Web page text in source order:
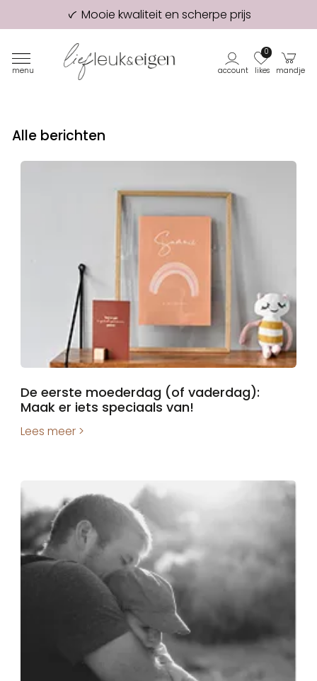
Mooie kwaliteit en scherpe prijs
98% van onze klanten beveelt ons aan!
Eerste proefdruk GRATIS
menu account likes
0
mandje
Alle berichten
De eerste moederdag (of vaderdag):
Maak er iets speciaals van!
Lees meer >